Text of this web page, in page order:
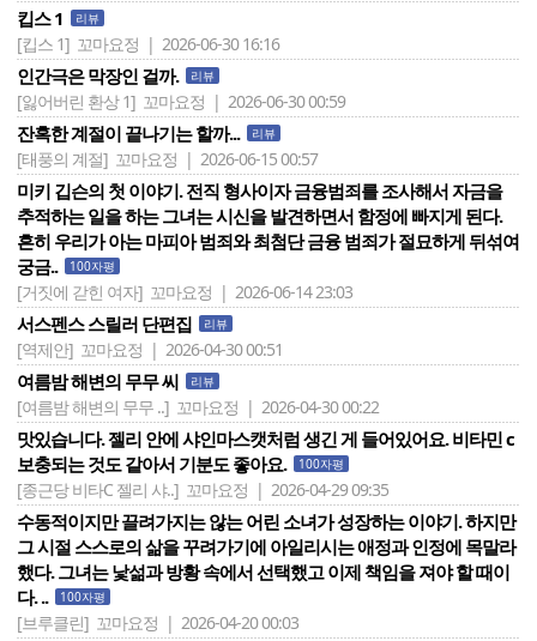
킵스 1 리뷰
[킵스 1] 꼬마요정 | 2026-06-30 16:16
인간극은 막장인 걸까. 리뷰
[잃어버린 환상 1] 꼬마요정 | 2026-06-30 00:59
잔혹한 계절이 끝나기는 할까... 리뷰
[태풍의 계절] 꼬마요정 | 2026-06-15 00:57
미키 깁슨의 첫 이야기. 전직 형사이자 금융범죄를 조사해서 자금을
추적하는 일을 하는 그녀는 시신을 발견하면서 함정에 빠지게 된다.
흔히 우리가 아는 마피아 범죄와 최첨단 금융 범죄가 절묘하게 뒤섞여
궁금..
100자평
[거짓에 갇힌 여자] 꼬마요정 | 2026-06-14 23:03
서스펜스 스릴러 단편집 리뷰
[역제안] 꼬마요정 | 2026-04-30 00:51
여름밤 해변의 무무 씨 리뷰
[여름밤 해변의 무무 ..] 꼬마요정 | 2026-04-30 00:22
맛있습니다. 젤리 안에 샤인마스캣처럼 생긴 게 들어있어요. 비타민 c
보충되는 것도 같아서 기분도 좋아요.
100자평
[종근당 비타C 젤리 샤..] 꼬마요정 | 2026-04-29 09:35
수동적이지만 끌려가지는 않는 어린 소녀가 성장하는 이야기. 하지만
그 시절 스스로의 삶을 꾸려가기에 아일리시는 애정과 인정에 목말라
했다. 그녀는 낯섦과 방황 속에서 선택했고 이제 책임을 져야 할 때이
다. ..
100자평
[브루클린] 꼬마요정 | 2026-04-20 00:03